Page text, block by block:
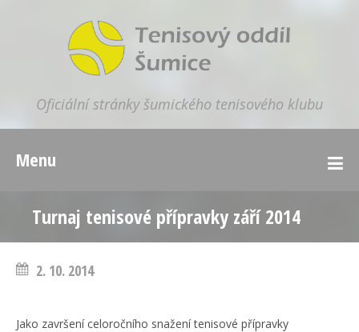
Oficiální stránky šumického tenisového klubu
Menu
Turnaj tenisové přípravky září 2014
2. 10. 2014
Jako završení celoročního snažení tenisové přípravky